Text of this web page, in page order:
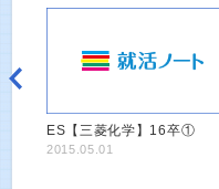
ES【三菱化学】16卒①
2015.05.01